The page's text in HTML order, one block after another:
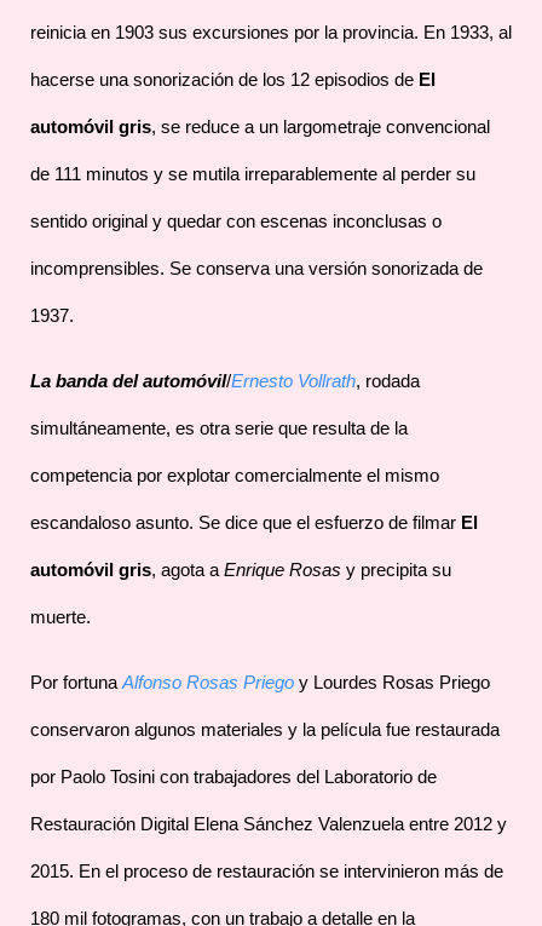
reinicia en 1903 sus excursiones por la provincia. En 1933, al
hacerse una sonorización de los 12 episodios de El
automóvil gris, se reduce a un largometraje convencional
de 111 minutos y se mutila irreparablemente al perder su
sentido original y quedar con escenas inconclusas o
incomprensibles. Se conserva una versión sonorizada de
1937.
La banda del automóvil/Ernesto Vollrath, rodada
simultáneamente, es otra serie que resulta de la
competencia por explotar comercialmente el mismo
escandaloso asunto. Se dice que el esfuerzo de filmar El
automóvil gris, agota a Enrique Rosas y precipita su
muerte.
Por fortuna Alfonso Rosas Priego y Lourdes Rosas Priego
conservaron algunos materiales y la película fue restaurada
por Paolo Tosini con trabajadores del Laboratorio de
Restauración Digital Elena Sánchez Valenzuela entre 2012 y
2015. En el proceso de restauración se intervinieron más de
180 mil fotogramas, con un trabajo a detalle en la